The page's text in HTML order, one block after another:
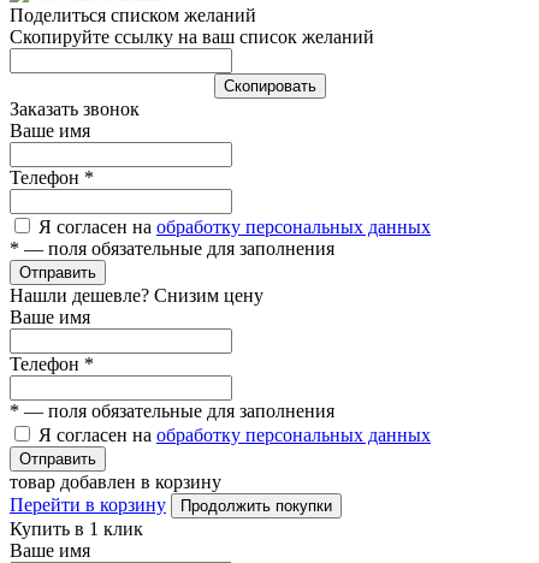
Поделиться списком желаний
Скопируйте ссылку на ваш список желаний
Cкопировать
Заказать звонок
Ваше имя
Телефон *
Я согласен на обработку персональных данных
* — поля обязательные для заполнения
Отправить
Нашли дешевле? Снизим цену
Ваше имя
Телефон *
* — поля обязательные для заполнения
Я согласен на обработку персональных данных
Отправить
товар добавлен в корзину
Перейти в корзину
Продолжить покупки
Купить в 1 клик
Ваше имя